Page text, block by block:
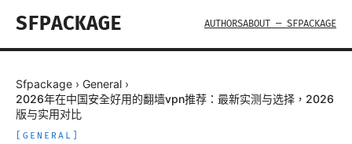
SFPACKAGE AUTHORSABOUT — SFPACKAGE
Sfpackage › General ›
2026年在中国安全好用的翻墙vpn推荐：最新实测与选择，2026
版与实用对比
GENERAL